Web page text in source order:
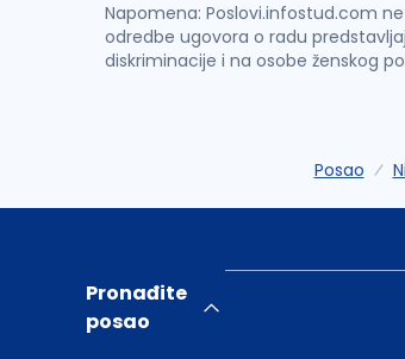
Napomena: Poslovi.infostud.com
odredbe ugovora o radu
diskriminacije i na osobe ženskog
Posao
Pronađite
posao